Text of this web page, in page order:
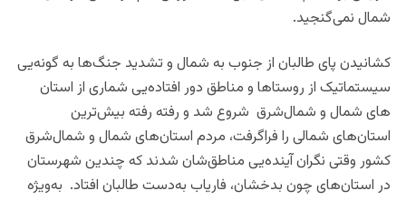
شمال نمی‌گنجید.
کشانیدن پای طالبان از جنوب به شمال و تشدید جنگ‌ها به گونه‌یی
سیستماتیک از روستاها و مناطق دور افتاده‌یی شماری از استان
های شمال و شمال‌شرق شروع شد و رفته رفته بیش‌ترین
استان‌های شمالی را فراگرفت، مردم استان‌های شمال و شمال‌شرق
کشور وقتی نگران آینده‌یی مناطق‌شان شدند که چندین شهرستان
در استان‌های چون بدخشان، فاریاب به‌دست طالبان افتاد. به‌ویژه